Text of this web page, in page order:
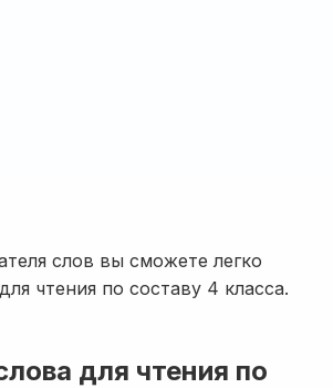
слов вы сможете легко
чтения по составу 4 класса.
для чтения по